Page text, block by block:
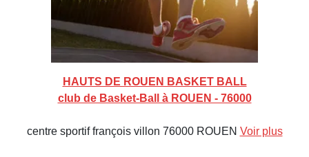
HAUTS DE ROUEN BASKET BALL
club de Basket-Ball à ROUEN - 76000
centre sportif françois villon 76000 ROUEN Voir plus